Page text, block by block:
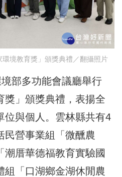
境教育獎」頒獎典禮／翻攝照片
部多功能會議廳舉行
獎」頒獎典禮，表揚全
位與個人。雲林縣共有4
民營事業組「微醺農
潮厝華德福教育實驗國
組「口湖鄉金湖休閒農